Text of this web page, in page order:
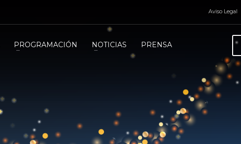
Aviso Legal
PROGRAMACIÓN NOTICIAS
PRENSA